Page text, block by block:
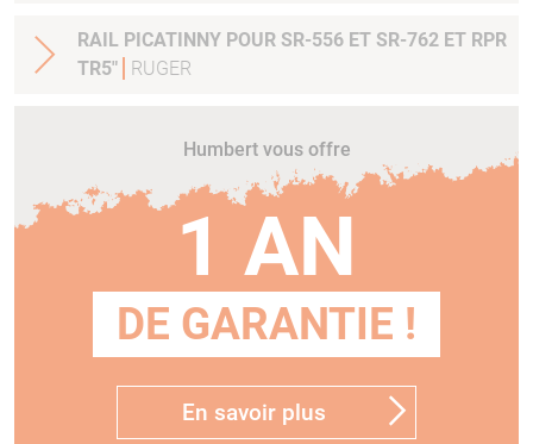
RAIL PICATINNY POUR SR-556 ET SR-762 ET RPR
TR5"
RUGER
Humbert vous offre
1 AN
DE GARANTIE !
En savoir plus